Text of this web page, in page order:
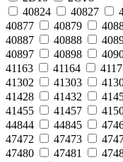
40824
40827
40877
40879
40887
40888
40897
40898
41163
41164
41302
41303
41428
41432
41455
41457
44844
44845
47472
47473
47480
47481